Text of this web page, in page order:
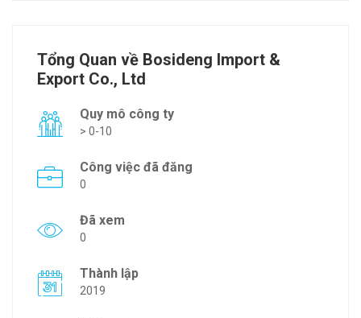
Tổng Quan về Bosideng Import &
Export Co., Ltd
Quy mô công ty
> 0-10
Công việc đã đăng
0
Đã xem
0
Thành lập
2019